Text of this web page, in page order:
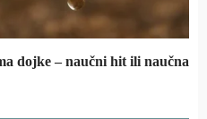
dojke – naučni hit ili naučna